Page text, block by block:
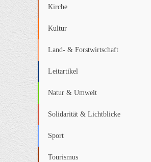
Kirche
Kultur
Land- & Forstwirtschaft
Leitartikel
Natur & Umwelt
Solidarität & Lichtblicke
Sport
Tourismus